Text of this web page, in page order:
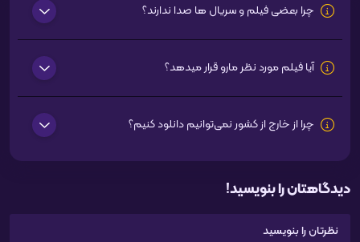
چرا بعضی فیلم و سریال ها صدا ندارند؟
آیا فیلم مورد نظر مارو قرار میدهد؟
چرا از خارج از کشور نمی‌توانیم دانلود کنیم؟
دیدگاهتان را بنویسید!